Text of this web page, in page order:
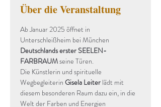
Über die Veranstaltung
Ab Januar 2025 öffnet in
Unterschleißheim bei München
Deutschlands erster SEELEN-
FARBRAUM seine Türen.
Die Künstlerin und spirituelle
Wegbegleiterin Gisela Leiter lädt mit
diesem besonderen Raum dazu ein, in die
Welt der Farben und Energien